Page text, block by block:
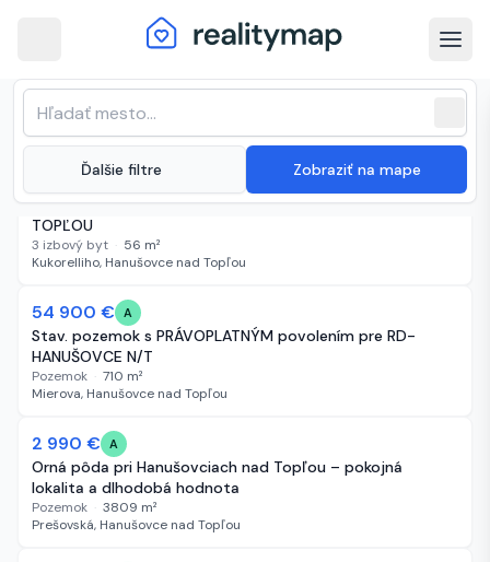
Ďalšie filtre Zobraziť na mape
Hanušovce nad Topľou · Najnovšie
nehnuteľnosti na predaj
(23 inzerátov)
Zoradenie zoznamu
94 900 €
ID-4510 NA PREDAJ - 3-izbový byt HANUŠOVCE NAD
TOPĽOU
3 izbový byt · 56 m²
Kukorelliho, Hanušovce nad Topľou
18 dní
54 900 € A
Stav. pozemok s PRÁVOPLATNÝM povolením pre RD-
HANUŠOVCE N/T
Pozemok · 710 m²
Mierova, Hanušovce nad Topľou
19 dní
2 990 € A
Orná pôda pri Hanušovciach nad Topľou – pokojná
lokalita a dlhodobá hodnota
Pozemok · 3809 m²
Prešovská, Hanušovce nad Topľou